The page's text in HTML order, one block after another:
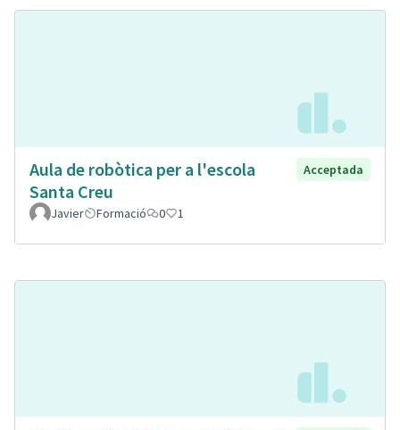
Aula de robòtica per a l'escola
Santa Creu
Acceptada
Javier Formació 0 1